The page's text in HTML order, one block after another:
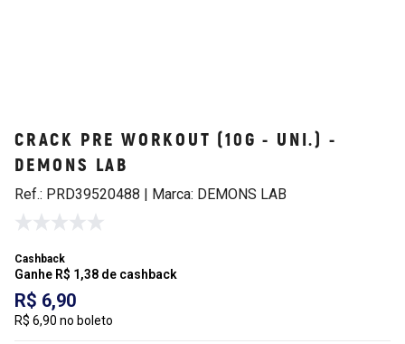
CRACK PRE WORKOUT (10G - UNI.) -
DEMONS LAB
Ref.: PRD39520488 | Marca: DEMONS LAB
Cashback
Ganhe R$ 1,38 de cashback
R$ 6,90
R$ 6,90 no boleto